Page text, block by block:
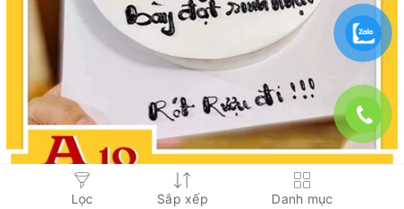
Mẫu Bánh sinh nhật ngộ nghĩnh, làm theo mẫu tại
Lọc Sắp xếp Danh mục